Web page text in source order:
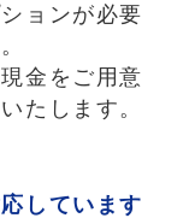
ョンが必要
金をご用意
たします。
しています